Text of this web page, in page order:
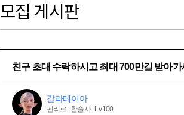
모집 게시판
친구 초대 수락하시고 최대 700만길 받아가
갈라테이아
펜리르 | 환술사 | Lv.100